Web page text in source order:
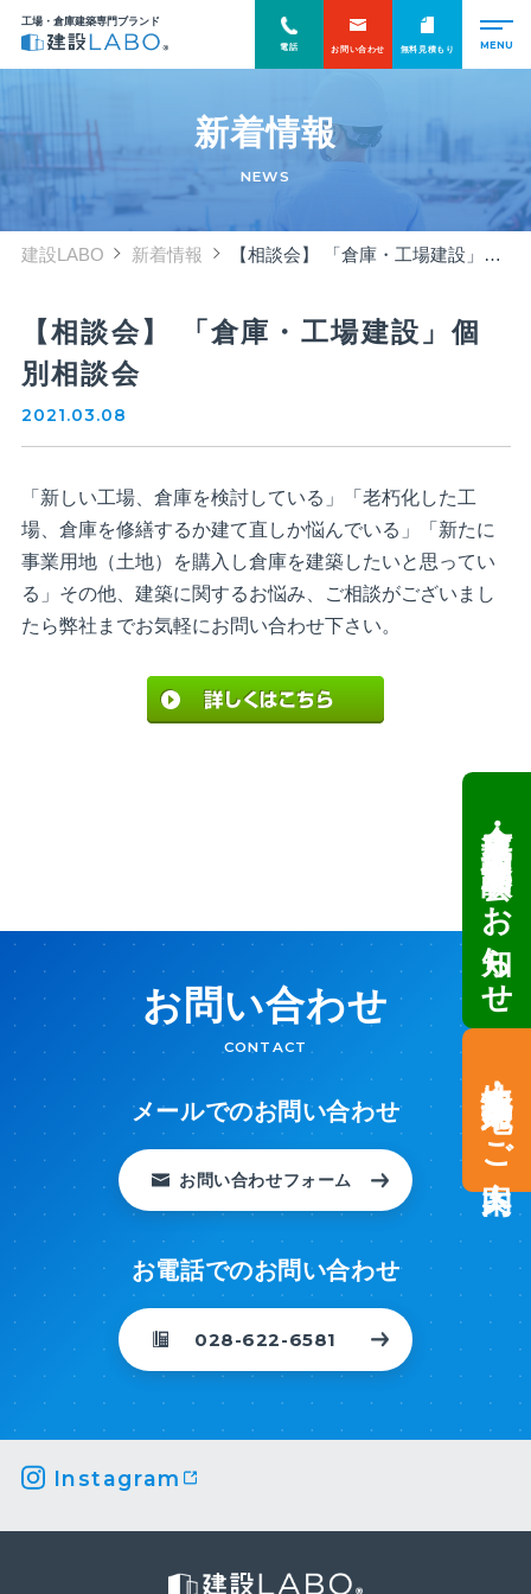
工場・倉庫建築専門ブランド
電話 お問い合わせ 無料見積もり
倉庫・工場建設 個別相談会のお知らせ
土地情報・事業用地のご案内
新着情報
NEWS
建設LABO 新着情報 【相談会】 「倉庫・工場建設」個別相談会
【相談会】 「倉庫・工場建設」個
別相談会
2021.03.08
「新しい工場、倉庫を検討している」「老朽化した工
場、倉庫を修繕するか建て直しか悩んでいる」「新たに
事業用地（土地）を購入し倉庫を建築したいと思ってい
る」その他、建築に関するお悩み、ご相談がございまし
たら弊社までお気軽にお問い合わせ下さい。
お問い合わせ
CONTACT
メールでのお問い合わせ
お問い合わせフォーム
お電話でのお問い合わせ
028-622-6581
Instagram